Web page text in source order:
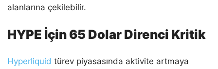
alanlarına çekilebilir.
HYPE İçin 65 Dolar Direnci Kritik
Hyperliquid türev piyasasında aktivite artmaya